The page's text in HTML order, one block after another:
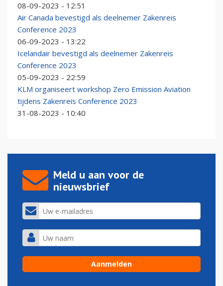
08-09-2023 - 12:51
Air Canada bevestigd als deelnemer Zakenreis
Conference 2023
06-09-2023 - 13:22
Icelandair bevestigd als deelnemer Zakenreis
Conference 2023
05-09-2023 - 22:59
KLM organiseert workshop Zero Emission Aviation
tijdens Zakenreis Conference 2023
31-08-2023 - 10:40
Meld u aan voor de
nieuwsbrief